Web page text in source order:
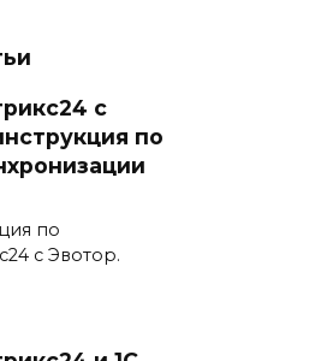
с
по
по
с Эвотор.